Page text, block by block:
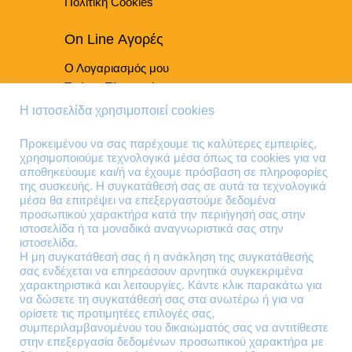
On Line Αγορές
Ο Λογαριασμός μου
Τρόποι Πληρωμής
Τρόποι Παράδοσης
Τηλέφωνα Επικοινωνίας
210 41 13 636
210 41 13 280
Διεύθυνση
Θηβών 220
Άγιος Ιωάννης
Ρέντης
Τ.Κ. 182 33
Η ιστοσελίδα χρησιμοποιεί cookies
Προκειμένου να σας παρέχουμε τις καλύτερες εμπειρίες,
χρησιμοποιούμε τεχνολογικά μέσα όπως τα cookies για να
αποθηκεύουμε και/ή να έχουμε πρόσβαση σε πληροφορίες
της συσκευής. Η συγκατάθεσή σας σε αυτά τα τεχνολογικά
μέσα θα επιτρέψει να επεξεργαστούμε δεδομένα
προσωπικού χαρακτήρα κατά την περιήγησή σας στην
ιστοσελίδα ή τα μοναδικά αναγνωριστικά σας στην
ιστοσελίδα.
Η μη συγκατάθεσή σας ή η ανάκληση της συγκατάθεσής
σας ενδέχεται να επηρεάσουν αρνητικά συγκεκριμένα
χαρακτηριστικά και λειτουργίες. Κάντε κλικ παρακάτω για
να δώσετε τη συγκατάθεσή σας στα ανωτέρω ή για να
ορίσετε τις προτιμητέες επιλογές σας,
συμπεριλαμβανομένου του δικαιώματός σας να αντιτίθεστε
στην επεξεργασία δεδομένων προσωπικού χαρακτήρα με